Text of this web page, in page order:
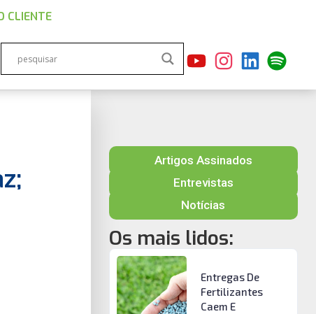
CLIENTE
Artigos Assinados
Entrevistas
Notícias
Os mais lidos:
Entregas De
Fertilizantes
Caem E